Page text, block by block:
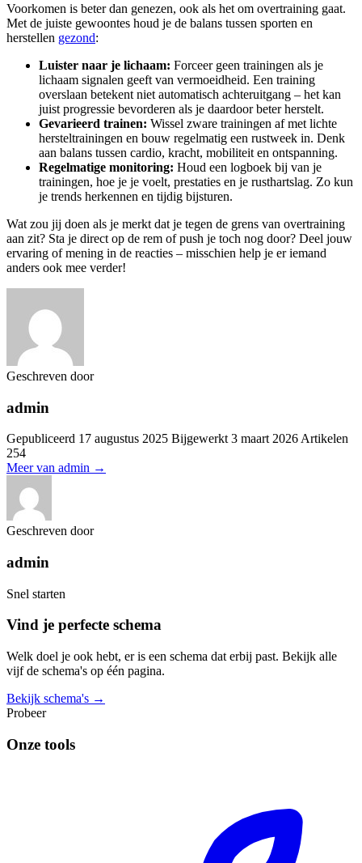
Voorkomen is beter dan genezen, ook als het om overtraining gaat.
Met de juiste gewoontes houd je de balans tussen sporten en
herstellen gezond:
Luister naar je lichaam: Forceer geen trainingen als je
lichaam signalen geeft van vermoeidheid. Een training
overslaan betekent niet automatisch achteruitgang – het kan
juist progressie bevorderen als je daardoor beter herstelt.
Gevarieerd trainen: Wissel zware trainingen af met lichte
hersteltrainingen en bouw regelmatig een rustweek in. Denk
aan balans tussen cardio, kracht, mobiliteit en ontspanning.
Regelmatige monitoring: Houd een logboek bij van je
trainingen, hoe je je voelt, prestaties en je rusthartslag. Zo kun
je trends herkennen en tijdig bijsturen.
Wat zou jij doen als je merkt dat je tegen de grens van overtraining
aan zit? Sta je direct op de rem of push je toch nog door? Deel jouw
ervaring of mening in de reacties – misschien help je er iemand
anders ook mee verder!
Geschreven door
admin
Gepubliceerd 17 augustus 2025 Bijgewerkt 3 maart 2026 Artikelen
254
Meer van admin →
Geschreven door
admin
Snel starten
Vind je perfecte schema
Welk doel je ook hebt, er is een schema dat erbij past. Bekijk alle
vijf de schema's op één pagina.
Bekijk schema's →
Probeer
Onze tools